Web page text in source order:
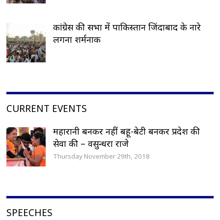
कांग्रेस की सभा में पाकिस्तान जिंदाबाद के नारे
लगना शर्मनाक
CURRENT EVENTS
महारानी बनकर नहीं बहू-बेटी बनकर प्रदेश की
सेवा की – वसुन्धरा राजे
Thursday November 29th, 2018
SPEECHES